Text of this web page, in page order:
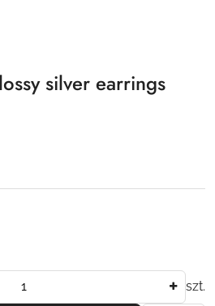
silver earrings
szt.